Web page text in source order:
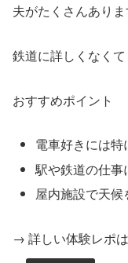
夫がたくさんありま
鉄道に詳しくなくて
おすすめポイント
電車好きには特
駅や鉄道の仕事
屋内施設で天
→ 詳しい体験レポ